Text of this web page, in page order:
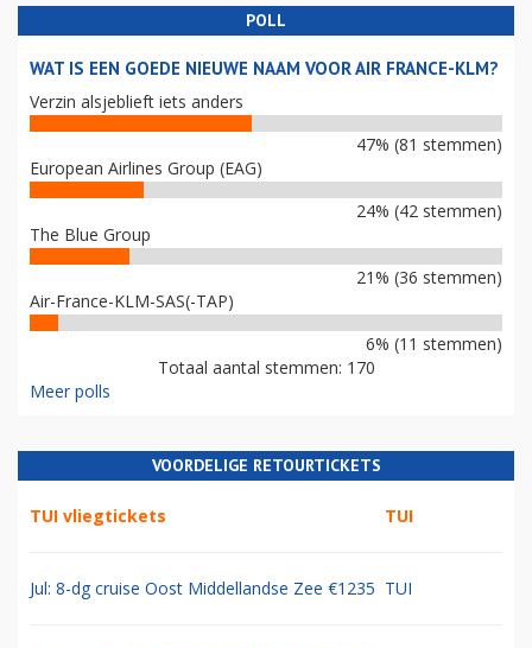
POLL
WAT IS EEN GOEDE NIEUWE NAAM VOOR AIR FRANCE-KLM?
Verzin alsjeblieft iets anders
47% (81 stemmen)
European Airlines Group (EAG)
24% (42 stemmen)
The Blue Group
21% (36 stemmen)
Air-France-KLM-SAS(-TAP)
6% (11 stemmen)
Totaal aantal stemmen: 170
Meer polls
VOORDELIGE RETOURTICKETS
TUI vliegtickets TUI
Jul: 8-dg cruise Oost Middellandse Zee €1235 TUI